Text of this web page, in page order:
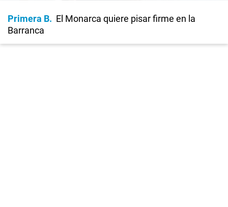
Primera B
El Monarca quiere pisar firme en la
Barranca